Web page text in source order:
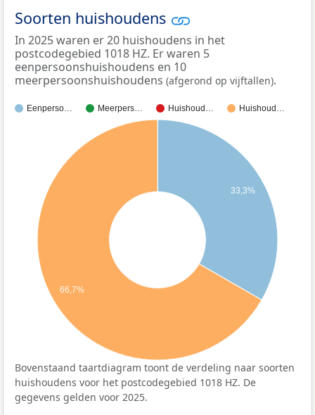
Soorten huishoudens
In 2025 waren er 20 huishoudens in het
postcodegebied 1018 HZ. Er waren 5
eenpersoonshuishoudens en 10
meerpersoonshuishoudens (afgerond op vijftallen).
Eenperso… Meerpers… Huishoud… Huishoud…
33,3%
66,7%
Bovenstaand taartdiagram toont de verdeling naar soorten
huishoudens voor het postcodegebied 1018 HZ. De
gegevens gelden voor 2025.